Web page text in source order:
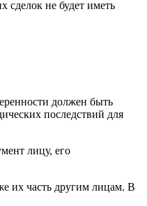
сделок не будет иметь
должен быть
последствий для
лицу, его
их часть другим лицам. В